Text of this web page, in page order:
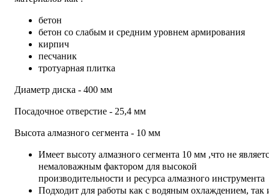
бетон
бетон со слабым и средним уровнем армирования
кирпич
песчаник
тротуарная плитка
Диаметр диска - 400 мм
Посадочное отверстие - 25,4 мм
Высота алмазного сегмента - 10 мм
Имеет высоту алмазного сегмента 10 мм ,что не
немаловажным фактором для высокой
производительности и ресурса алмазного инструмента
Подходит для работы как с водяным охлаждением, так